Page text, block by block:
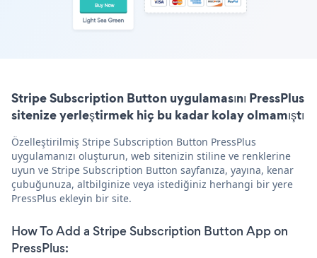
Stripe Subscription Button uygulamasını PressPlus
sitenize yerleştirmek hiç bu kadar kolay olmamıştı
Özelleştirilmiş Stripe Subscription Button PressPlus
uygulamanızı oluşturun, web sitenizin stiline ve renklerine
uyun ve Stripe Subscription Button sayfanıza, yayına, kenar
çubuğunuza, altbilginize veya istediğiniz herhangi bir yere
PressPlus ekleyin bir site.
How To Add a Stripe Subscription Button App on
PressPlus: